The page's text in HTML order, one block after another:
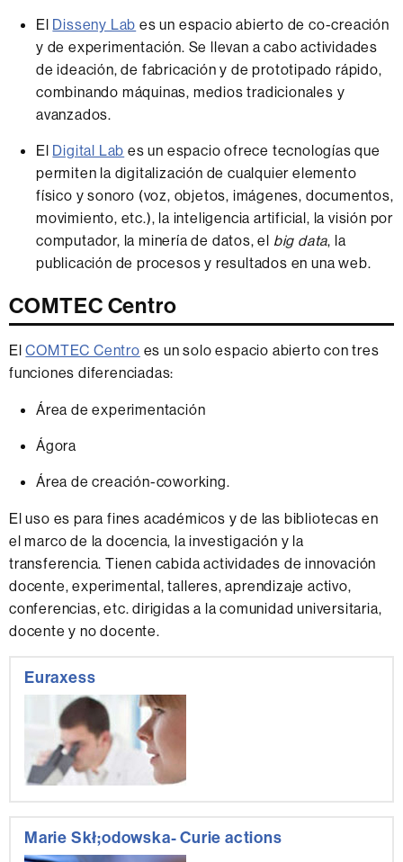
El Disseny Lab es un espacio abierto de co-creación
y de experimentación. Se llevan a cabo actividades
de ideación, de fabricación y de prototipado rápido,
combinando máquinas, medios tradicionales y
avanzados.
El Digital Lab es un espacio ofrece tecnologías que
permiten la digitalización de cualquier elemento
físico y sonoro (voz, objetos, imágenes, documentos,
movimiento, etc.), la inteligencia artificial, la visión por
computador, la minería de datos, el big data, la
publicación de procesos y resultados en una web.
COMTEC Centro
ElCOMTEC Centro es un solo espacio abierto con tres
funciones diferenciadas:
Área de experimentación
Ágora
Área de creación-coworking.
El uso es para fines académicos y de las bibliotecas en
el marco de la docencia, la investigación y la
transferencia. Tienen cabida actividades de innovación
docente, experimental, talleres, aprendizaje activo,
conferencias, etc. dirigidas a la comunidad universitaria,
docente y no docente.
Información
complementaria
Euraxess
Marie Skł;odowska- Curie actions